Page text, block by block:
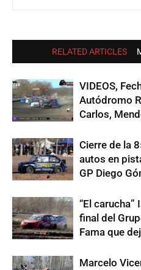
RELATED ARTICLES
VIDEOS,
Autódromo
Carlos,
Cierre de la
autos en
GP Diego
“El
final del
Fama que
Marcelo